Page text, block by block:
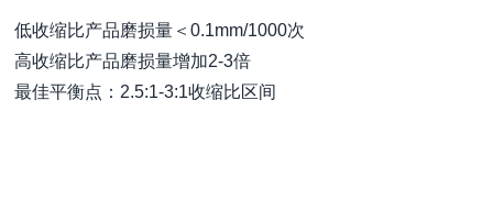
低收缩比产品磨损量＜0.1mm/1000次
高收缩比产品磨损量增加2-3倍
最佳平衡点：2.5:1-3:1收缩比区间